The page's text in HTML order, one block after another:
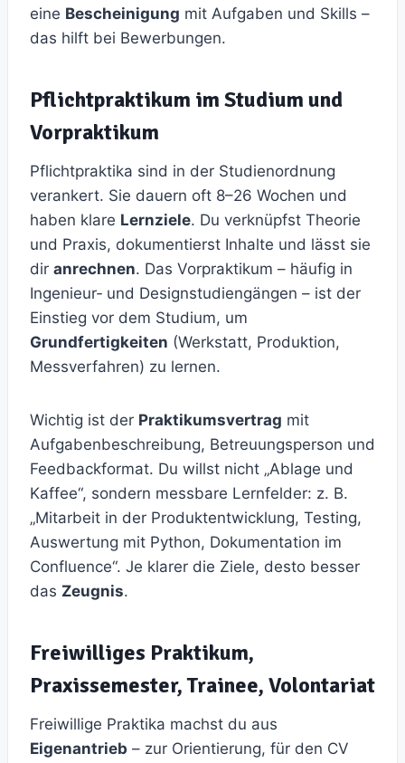
eine Bescheinigung mit Aufgaben und Skills –
das hilft bei Bewerbungen.
Pflichtpraktikum im Studium und
Vorpraktikum
Pflichtpraktika sind in der Studienordnung
verankert. Sie dauern oft 8–26 Wochen und
haben klare Lernziele. Du verknüpfst Theorie
und Praxis, dokumentierst Inhalte und lässt sie
dir anrechnen. Das Vorpraktikum – häufig in
Ingenieur‑ und Designstudiengängen – ist der
Einstieg vor dem Studium, um
Grundfertigkeiten (Werkstatt, Produktion,
Messverfahren) zu lernen.
Wichtig ist der Praktikumsvertrag mit
Aufgabenbeschreibung, Betreuungsperson und
Feedbackformat. Du willst nicht „Ablage und
Kaffee“, sondern messbare Lernfelder: z. B.
„Mitarbeit in der Produktentwicklung, Testing,
Auswertung mit Python, Dokumentation im
Confluence“. Je klarer die Ziele, desto besser
das Zeugnis.
Freiwilliges Praktikum,
Praxissemester, Trainee, Volontariat
Freiwillige Praktika machst du aus
Eigenantrieb – zur Orientierung, für den CV